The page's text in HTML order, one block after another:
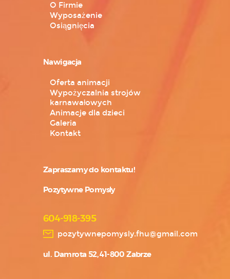
O Firmie
Wyposażenie
Osiągnięcia
Nawigacja
Oferta animacji
Wypożyczalnia strojów
karnawałowych
Animacje dla dzieci
Galeria
Kontakt
Zapraszamy do kontaktu!
Pozytywne Pomysły
604-918-395
pozytywnepomysly.fhu@gmail.com
ul. Damrota 52, 41-800 Zabrze